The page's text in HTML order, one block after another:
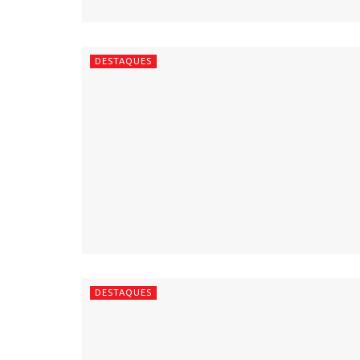
DESTAQUES
DESTAQUES